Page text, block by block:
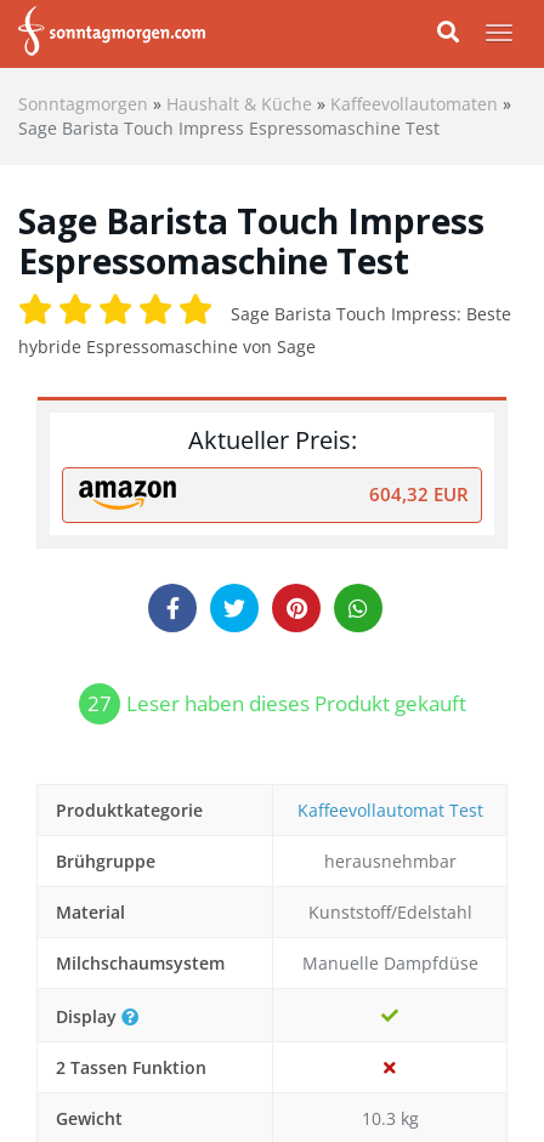
Skip to main content
Sonntagmorgen » Haushalt & Küche » Kaffeevollautomaten »
Sage Barista Touch Impress Espressomaschine Test
Sage Barista Touch Impress
Espressomaschine Test
Sage Barista Touch Impress: Beste
hybride Espressomaschine von Sage
Aktueller Preis:
604,32 EUR
27 Leser haben dieses Produkt gekauft
Produktkategorie Kaffeevollautomat Test
Brühgruppe herausnehmbar
Material Kunststoff/Edelstahl
Milchschaumsystem Manuelle Dampfdüse
Display
2 Tassen Funktion
Gewicht 10.3 kg